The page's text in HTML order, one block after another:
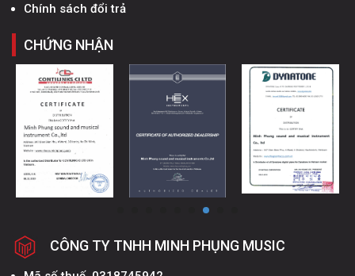
Chính sách đổi trả
CHỨNG NHẬN
CÔNG TY TNHH MINH PHỤNG MUSIC